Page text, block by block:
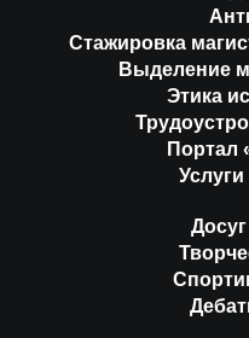
Стажировка
Выделение
Этика
Портал